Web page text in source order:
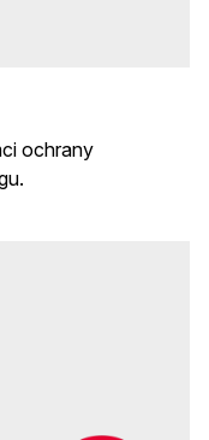
ochrany